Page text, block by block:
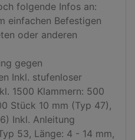
folgende Infos an:
einfachen Befestigen
oder anderen
gegen
Inkl. stufenloser
1500 Klammern: 500
Stück 10 mm (Typ 47),
Inkl. Anleitung
53, Länge: 4 - 14 mm,